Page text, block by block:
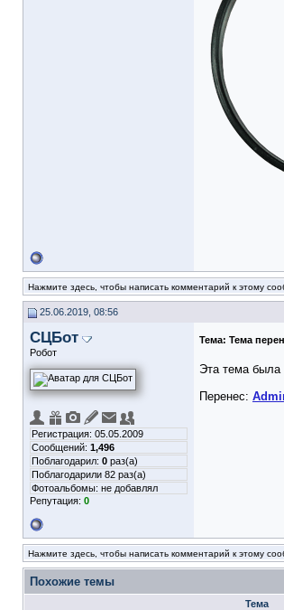
Нажмите здесь, чтобы написать комментарий к этому
25.06.2019, 08:56
СЦБот
Робот
Регистрация: 05.05.2009
Сообщений: 1,496
Поблагодарил: 0 раз(а)
Поблагодарили 82 раз(а)
Фотоальбомы: не добавлял
Репутация: 0
Тема: Тема
Эта тема была
Перенес:
Нажмите здесь, чтобы написать комментарий к этому
Похожие темы
Тема